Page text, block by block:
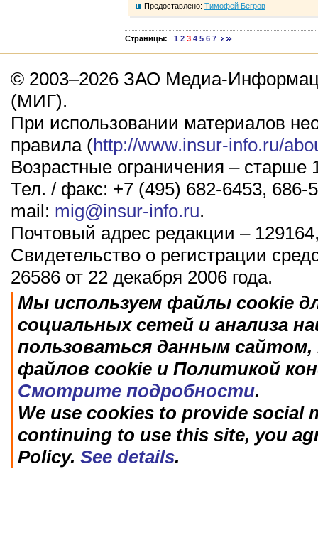
Предоставлено: Тимофей Бегров
Страницы: 1 2 3 4 5 6 7
© 2003–2026 ЗАО Медиа-
(МИГ).
При использовании материалов
правила (http://www.insur-info.ru/
Возрастные ограничения – старше
Тел. / факс: +7 (495) 682-6453, 686-
mail: mig@insur-info.ru.
Почтовый адрес редакции –
Свидетельство о регистрации
26586 от 22 декабря 2006 года.
Мы используем файлы cookie
социальных сетей и анализа
пользоваться данным
файлов cookie и Политикой
Смотрите подробности.
We use cookies to provide social
continuing to use this site, you
Policy. See details.